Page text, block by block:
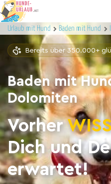
Urlaub mit Hund Baden mit Hund
Bereits über 350.000+
Baden mit
Dolomiten
Vorher
Dich und
erwartet!